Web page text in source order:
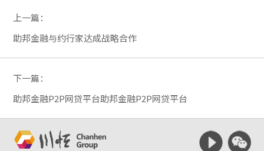
上一篇：
助邦金融与约行家达成战略合作
下一篇：
助邦金融P2P网贷平台助邦金融P2P网贷平台